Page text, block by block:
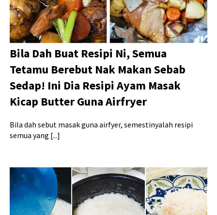
Bila Dah Buat Resipi Ni, Semua
Tetamu Berebut Nak Makan Sebab
Sedap! Ini Dia Resipi Ayam Masak
Kicap Butter Guna Airfryer
Bila dah sebut masak guna airfyer, semestinyalah resipi
semua yang [...]